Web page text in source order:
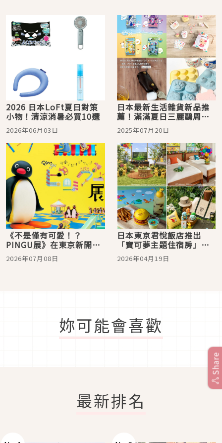
2026 日本LoFt夏日對策
小物！清涼消暑必買10選
2026年06月03日
日本最新生活雜貨新品推
薦！滿滿夏日三麗鷗周邊
來幫你消消暑
2025年07月20日
《不是僅有可愛！？
PINGU展》在東京新開幕
的有樂町博物館登場！珍
貴黏土模型、沉浸式互動
2026年07月08日
日本東京君悅飯店推出
「寶可夢主題住宿房」！
超過30隻皮卡丘陪你入住
超高級總統套房
2026年04月19日
妳可能會喜歡
最新排名
Share